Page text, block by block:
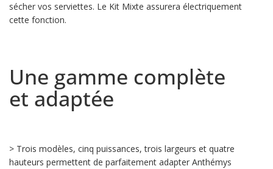
sécher vos serviettes. Le Kit Mixte assurera électriquement
cette fonction.
Une gamme complète
et adaptée
> Trois modèles, cinq puissances, trois largeurs et quatre
hauteurs permettent de parfaitement adapter Anthémys